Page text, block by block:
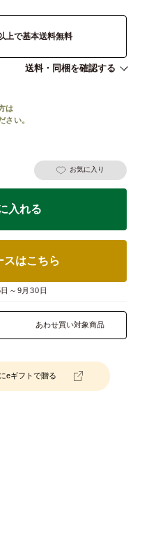
上で基本送料無料
送料・同梱を確認する
は
さい。
お気に入り
入れる
スはこちら
～9月30日
あわせ買い対象商品
eギフトで贈る